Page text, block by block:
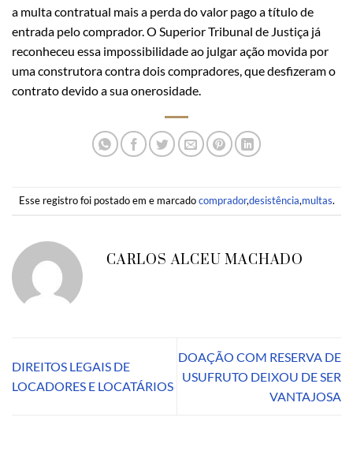
a multa contratual mais a perda do valor pago a título de
entrada pelo comprador. O Superior Tribunal de Justiça já
reconheceu essa impossibilidade ao julgar ação movida por
uma construtora contra dois compradores, que desfizeram o
contrato devido a sua onerosidade.
Esse registro foi postado em e marcadocomprador,desistência,multas.
CARLOS ALCEU MACHADO
DIREITOS LEGAIS DE
LOCADORES E LOCATÁRIOS
DOAÇÃO COM RESERVA DE
USUFRUTO DEIXOU DE SER
VANTAJOSA